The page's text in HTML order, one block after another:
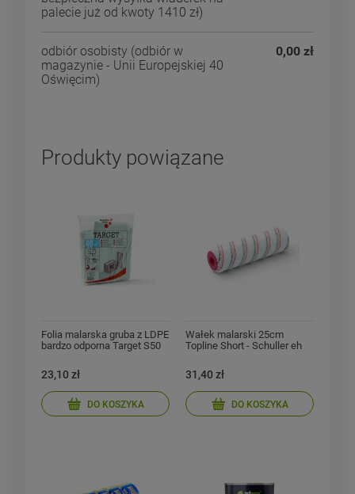
palecie już od kwoty 1410 zł)
odbiór osobisty (odbiór w
magazynie - Unii Europejskiej 40
Oświęcim)
0,00 zł
Produkty powiązane
Folia malarska gruba z LDPE
bardzo odporna Target S50
23,10 zł
DO KOSZYKA
Wałek malarski 25cm
Topline Short - Schuller eh
31,40 zł
DO KOSZYKA